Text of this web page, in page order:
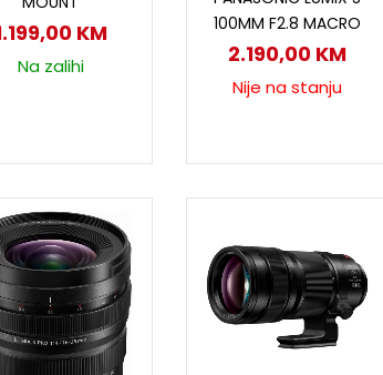
KM
Na zalihi
100MM F2.8 MACRO
2.190,00 KM
Nije na stanju